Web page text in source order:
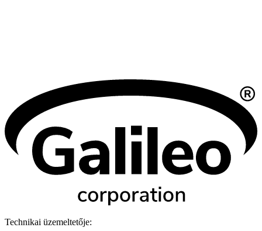
Technikai üzemeltetője: